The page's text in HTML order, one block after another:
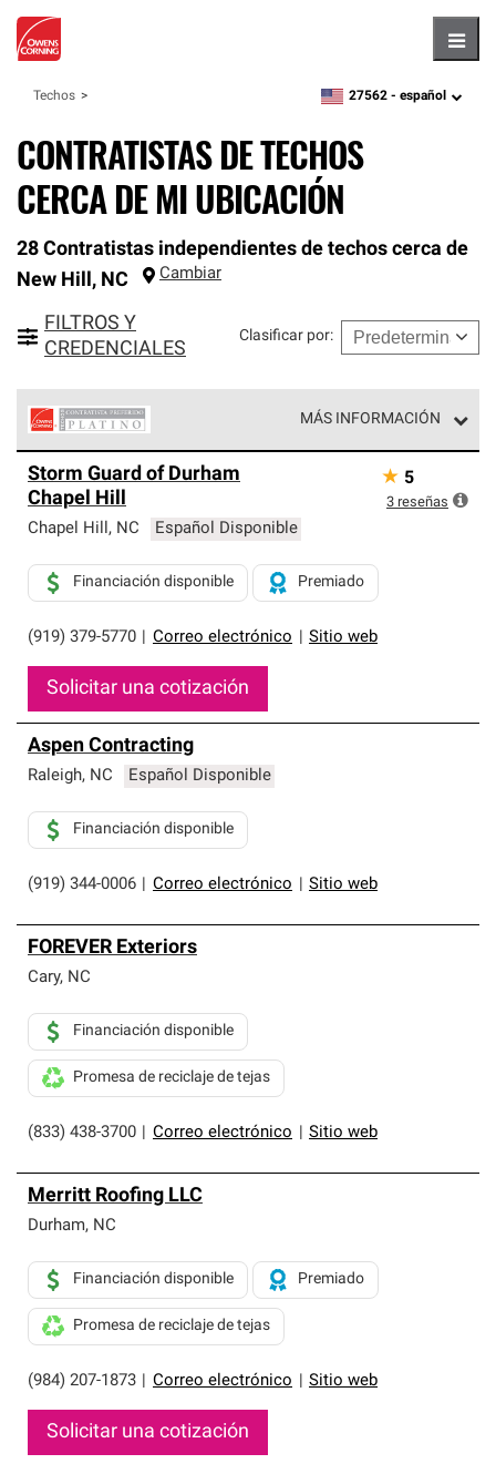
Techos zipcode,language
27562 - español
CONTRATISTAS DE TECHOS
CERCA DE MI UBICACIÓN
28 Contratistas independientes de techos cerca de
New Hill, NC Cambiar
FILTROS Y
CREDENCIALES
Clasificar por:
MÁS INFORMACIÓN
Corning constituyen el nivel superior de nuestra red
exclusiva y cumplen con estándares estrictos de
profesionalismo, confiabilidad y destreza incomparable.
sistemas de techos.
Storm Guard of Durham
Chapel Hill
Chapel Hill, NC Español Disponible
(919) 379-5770 Correo electrónico Sitio web
Financiación disponible Premiado
Solicitar una cotización
★ 5
3 reseñas
Aspen Contracting
Raleigh, NC Español Disponible
(919) 344-0006 Correo electrónico Sitio web
Financiación disponible
FOREVER Exteriors
Cary, NC
(833) 438-3700 Correo electrónico Sitio web
Financiación disponible
Promesa de reciclaje de tejas
Merritt Roofing LLC
Durham, NC
(984) 207-1873 Correo electrónico Sitio web
Financiación disponible Premiado
Promesa de reciclaje de tejas
Solicitar una cotización